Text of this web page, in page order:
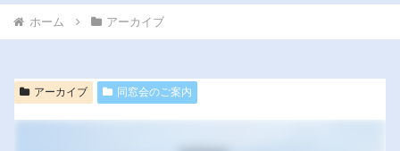
ホーム アーカイブ
アーカイブ 同窓会のご案内